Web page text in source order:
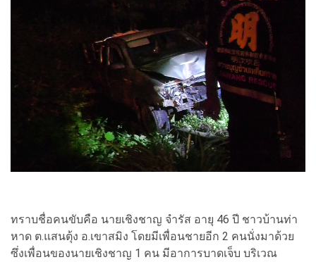
ทราบชื่อคนขับคือ นายเชิงชาญ จำรัส อายุ 46 ปี ชาวบ้านท่า
หาด ต.แสนตุ้ง อ.เขาสมิง โดยมีเพื่อนชายอีก 2 คนนั่งมาด้วย
ซึ่งเพื่อนของนายเชิงชาญ 1 คน มีอาการบาดเจ็บ บริเวณ